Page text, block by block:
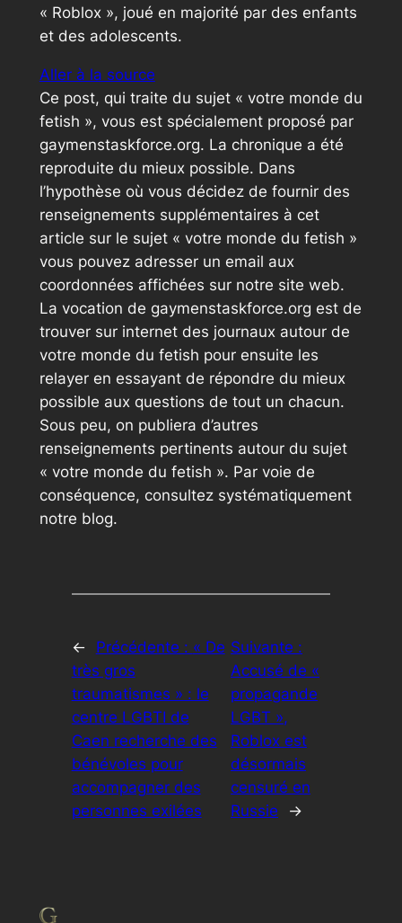
« Roblox », joué en majorité par des enfants
et des adolescents.
Aller à la source
Ce post, qui traite du sujet « votre monde du
fetish », vous est spécialement proposé par
gaymenstaskforce.org. La chronique a été
reproduite du mieux possible. Dans
l’hypothèse où vous décidez de fournir des
renseignements supplémentaires à cet
article sur le sujet « votre monde du fetish »
vous pouvez adresser un email aux
coordonnées affichées sur notre site web.
La vocation de gaymenstaskforce.org est de
trouver sur internet des journaux autour de
votre monde du fetish pour ensuite les
relayer en essayant de répondre du mieux
possible aux questions de tout un chacun.
Sous peu, on publiera d’autres
renseignements pertinents autour du sujet
« votre monde du fetish ». Par voie de
conséquence, consultez systématiquement
notre blog.
← Précédente : « De
très gros
traumatismes » : le
centre LGBTI de
Caen recherche des
bénévoles pour
accompagner des
personnes exilées
Suivante :
Accusé de «
propagande
LGBT »,
Roblox est
désormais
censuré en
Russie
→